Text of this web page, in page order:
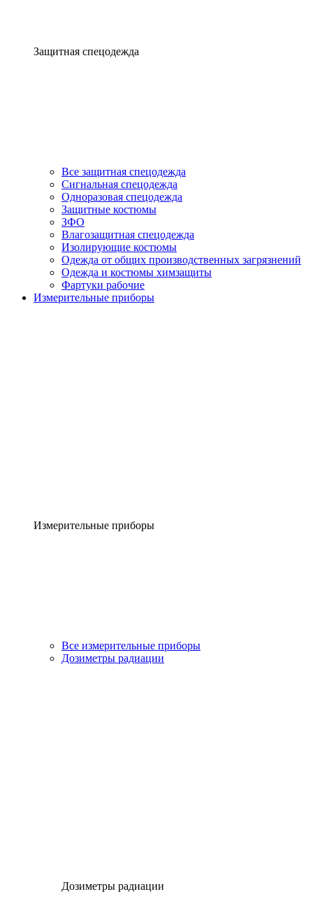
Защитная спецодежда
Все защитная спецодежда
Сигнальная спецодежда
Одноразовая спецодежда
Защитные костюмы
ЗФО
Влагозащитная спецодежда
Изолирующие костюмы
Одежда от общих производственных загрязнений
Одежда и костюмы химзащиты
Фартуки рабочие
Измерительные приборы
Измерительные приборы
Все измерительные приборы
Дозиметры радиации
Дозиметры радиации